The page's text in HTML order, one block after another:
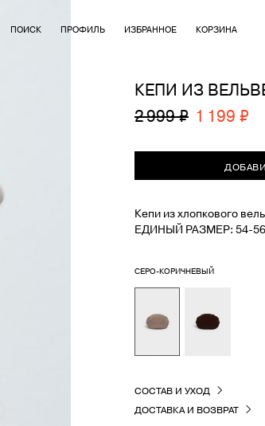
ПОИСК ПРОФИЛЬ ИЗБРАННОЕ КОРЗИНА
КЕПИ ИЗ
2 999 ₽ 1 199 ₽
Кепи из хлопкового
ЕДИНЫЙ РАЗМЕР: 54-56
СЕРО-КОРИЧНЕВЫЙ
СОСТАВ И УХОД
ДОСТАВКА И ВОЗВРАТ